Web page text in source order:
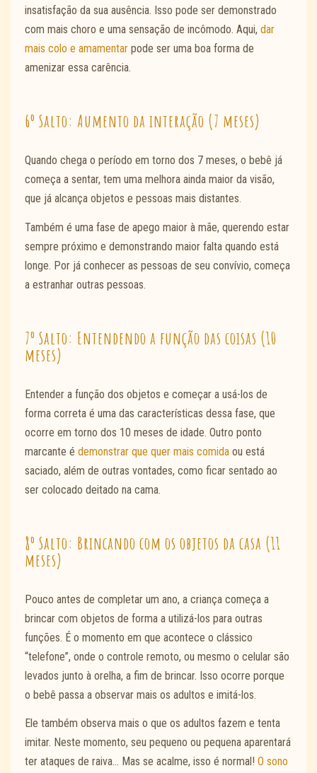
insatisfação da sua ausência. Isso pode ser demonstrado
com mais choro e uma sensação de incômodo. Aqui, dar
mais colo e amamentar pode ser uma boa forma de
amenizar essa carência.
6º Salto: Aumento da interação (7 meses)
Quando chega o período em torno dos 7 meses, o bebê já
começa a sentar, tem uma melhora ainda maior da visão,
que já alcança objetos e pessoas mais distantes.
Também é uma fase de apego maior à mãe, querendo estar
sempre próximo e demonstrando maior falta quando está
longe. Por já conhecer as pessoas de seu convívio, começa
a estranhar outras pessoas.
7º Salto: Entendendo a função das coisas (10
meses)
Entender a função dos objetos e começar a usá-los de
forma correta é uma das características dessa fase, que
ocorre em torno dos 10 meses de idade. Outro ponto
marcante é demonstrar que quer mais comida ou está
saciado, além de outras vontades, como ficar sentado ao
ser colocado deitado na cama.
8º Salto: Brincando com os objetos da casa (11
meses)
Pouco antes de completar um ano, a criança começa a
brincar com objetos de forma a utilizá-los para outras
funções. É o momento em que acontece o clássico
“telefone”, onde o controle remoto, ou mesmo o celular são
levados junto à orelha, a fim de brincar. Isso ocorre porque
o bebê passa a observar mais os adultos e imitá-los.
Ele também observa mais o que os adultos fazem e tenta
imitar. Neste momento, seu pequeno ou pequena aparentará
ter ataques de raiva… Mas se acalme, isso é normal! O sono